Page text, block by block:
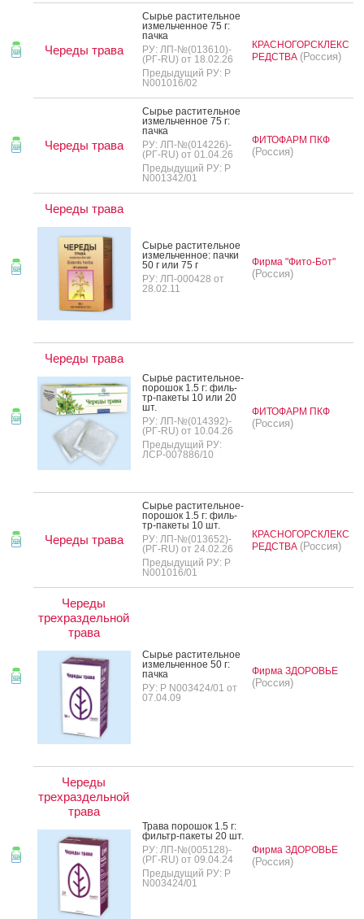
Череды трава
Сырье рас­ти­тель­ное
из­мель­чен­ное 75 г:
пач­ка
РУ: ЛП-№(013610)-
(РГ-RU) от 18.02.26
Предыдущий РУ: Р
N001016/02
КРАСНОГОРСКЛЕКС
РЕДСТВА (Россия)
Череды трава
Сырье рас­ти­тель­ное
из­мель­чен­ное 75 г:
пач­ка
РУ: ЛП-№(014226)-
(РГ-RU) от 01.04.26
Предыдущий РУ: Р
N001342/01
ФИТОФАРМ ПКФ
(Россия)
Череды трава
Сырье рас­ти­тель­ное
из­мель­чен­ное: пач­ки
50 г или 75 г
РУ: ЛП-000428 от
28.02.11
Фирма "Фито-Бот"
(Россия)
Череды трава
Сырье рас­ти­тель­ное-
по­рошок 1.5 г: филь­
тр-па­кеты 10 или 20
шт.
РУ: ЛП-№(014392)-
(РГ-RU) от 10.04.26
Предыдущий РУ:
ЛСР-007886/10
ФИТОФАРМ ПКФ
(Россия)
Череды трава
Сырье рас­ти­тель­ное-
по­рошок 1.5 г: филь­
тр-па­кеты 10 шт.
РУ: ЛП-№(013652)-
(РГ-RU) от 24.02.26
Предыдущий РУ: Р
N001016/01
КРАСНОГОРСКЛЕКС
РЕДСТВА (Россия)
Череды
трехраздельной
трава
Сырье рас­ти­тель­ное
из­мель­чен­ное 50 г:
пач­ка
РУ: Р N003424/01 от
07.04.09
Фирма ЗДОРОВЬЕ
(Россия)
Череды
трехраздельной
трава
Тра­ва по­рошок 1.5 г:
филь­тр-па­кеты 20 шт.
РУ: ЛП-№(005128)-
(РГ-RU) от 09.04.24
Предыдущий РУ: Р
N003424/01
Фирма ЗДОРОВЬЕ
(Россия)